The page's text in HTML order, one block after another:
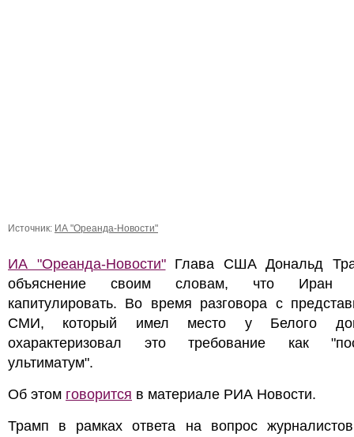
Источник: ИА "Ореанда-Новости"
ИА "Ореанда-Новости"Глава США Дональд
объяснение своим словам, что Иран
капитулировать. Во время разговора с
СМИ, который имел место у Белого
охарактеризовал это требование как
ультиматум".
Об этом говорится в материале РИА Новости.
Трамп в рамках ответа на вопрос